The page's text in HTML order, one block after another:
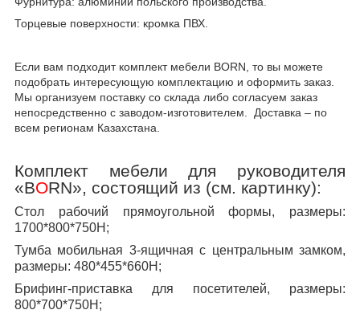
Торцевые поверхности: кромка ПВХ.
Если вам подходит комплект мебели BORN, то вы можете
подобрать интересующую комплектацию и оформить заказ.
Мы организуем поставку со склада либо согласуем заказ
непосредственно с заводом-изготовителем. Доставка – по
всем регионам Казахстана.
Комплект мебели для руководителя
«BORN», состоящий из (см. картинку):
Стол рабочий прямоугольной формы, размеры:
1700*800*750Н;
Тумба мобильная 3-ящичная с центральным замком,
размеры: 480*455*660Н;
Брифинг-приставка для посетителей, размеры:
800*700*750Н;